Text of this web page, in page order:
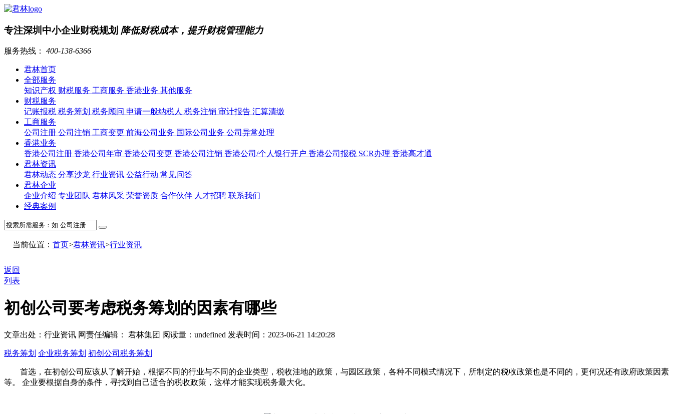
专注深圳中小企业财税规划 降低财税成本，提升财税管理能力
服务热线： 400-138-6366
君林首页
全部服务
知识产权 财税服务 工商服务 香港业务 其他服务
财税服务
记账报税 税务筹划 税务顾问 申请一般纳税人 税务注销 审计报告 汇算清缴
工商服务
公司注册 公司注销 工商变更 前海公司业务 国际公司业务 公司异常处理
香港业务
香港公司注册 香港公司年审 香港公司变更 香港公司注销 香港公司/个人银行开户 香港公司报税 SCR办理 香港高才通
君林资讯
君林动态 分享沙龙 行业资讯 公益行动 常见问答
君林企业
企业介绍 专业团队 君林风采 荣誉资质 合作伙伴 人才招聘 联系我们
经典案例
当前位置： 首页>君林资讯>行业资讯
返回
列表
初创公司要考虑税务筹划的因素有哪些
文章出处：行业资讯 网责任编辑： 君林集团 阅读量： undefined 发表时间：2023-06-21 14:20:28
税务筹划 企业税务筹划 初创公司税务筹划
首选，在初创公司应该从了解开始，根据不同的行业与不同的企业类型，税收洼地的政策，与园区政策，各种不同模式情况下，所制定的税收政策也是不同的，更何况还有政府政策因素
等。 企业要根据自身的条件，寻找到自己适合的税收政策，这样才能实现税务最大化。